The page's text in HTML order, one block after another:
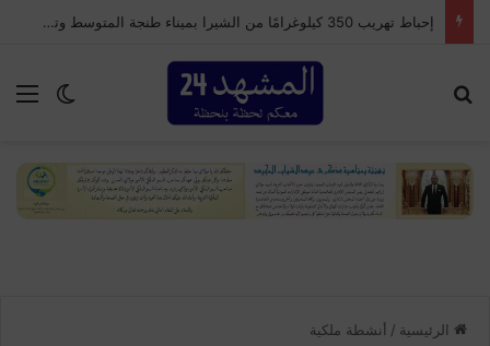
إحباط تهريب 350 كيلوغرامًا من الشيرا بميناء طنجة المتوسط وتوقيف سائق شاحنة للنقل الدولي
الوضع
الرئيسية / أنشطة ملكية